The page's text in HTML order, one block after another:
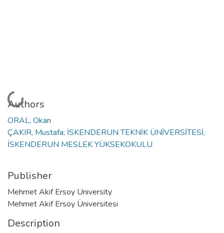
Loading...
Authors
ORAL, Okan
ÇAKIR, Mustafa; İSKENDERUN TEKNİK ÜNİVERSİTESİ,
İSKENDERUN MESLEK YÜKSEKOKULU
Publisher
Mehmet Akif Ersoy University
Mehmet Akif Ersoy Üniversitesi
Description